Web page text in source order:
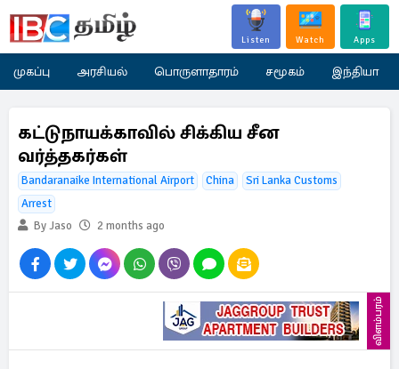
Listen Watch Apps
முகப்பு அரசியல் பொருளாதாரம் சமூகம் இந்தியா
கட்டுநாயக்காவில் சிக்கிய சீன
வர்த்தகர்கள்
Bandaranaike International Airport China
Sri Lanka Customs
Arrest
By Jaso
2 months ago
விளம்பரம்